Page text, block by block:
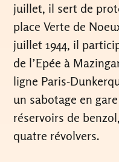
juillet, il sert de
place Verte de
juillet 1944, il
de l’Epée à
ligne Paris-
un sabotage en
réservoirs de
quatre révolvers.